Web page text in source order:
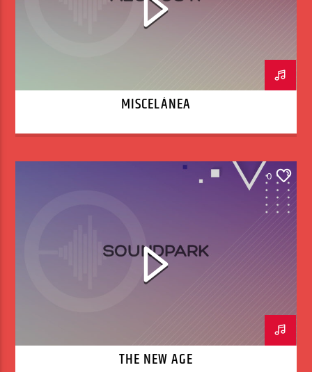
MISCELÁNEA
0
THE NEW AGE